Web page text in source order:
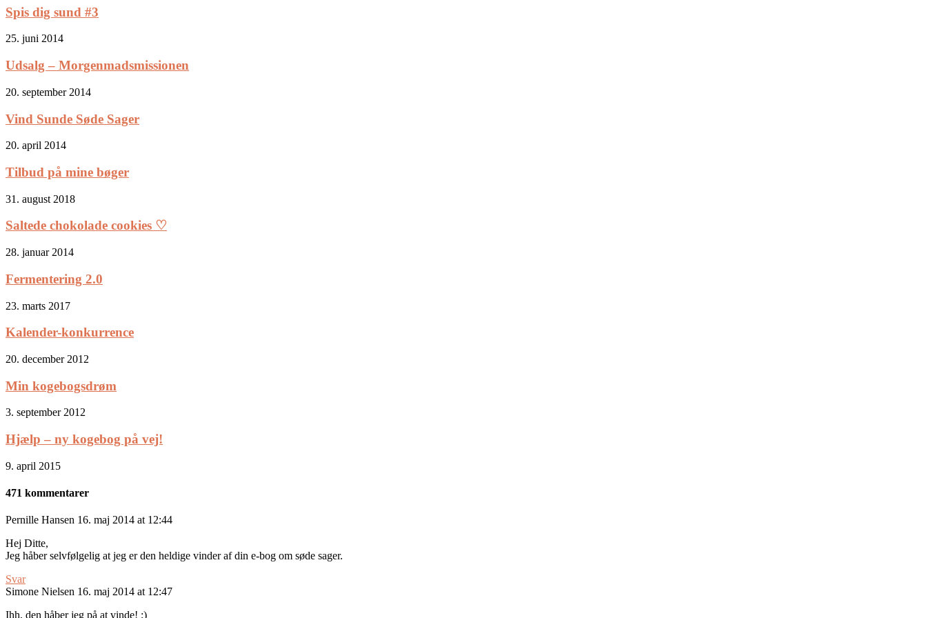
Spis dig sund #3
25. juni 2014
Udsalg – Morgenmadsmissionen
20. september 2014
Vind Sunde Søde Sager
20. april 2014
Tilbud på mine bøger
31. august 2018
Saltede chokolade cookies ♡
28. januar 2014
Fermentering 2.0
23. marts 2017
Kalender-konkurrence
20. december 2012
Min kogebogsdrøm
3. september 2012
Hjælp – ny kogebog på vej!
9. april 2015
471 kommentarer
Pernille Hansen 16. maj 2014 at 12:44
Hej Ditte,
Jeg håber selvfølgelig at jeg er den heldige vinder af din e-bog om søde sager.
Svar
Simone Nielsen 16. maj 2014 at 12:47
Ihh, den håber jeg på at vinde! ;)